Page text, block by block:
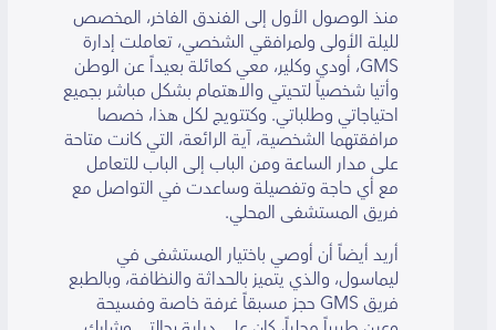
منذ الوصول الأول إلى الفندق الفاخر، المخصص
لليلة الأولى ولمرافقي الشخصي، تعاملت إدارة
GMS، أودي وكلير، معي كعائلة بعيداً عن الوطن
وأتيا شخصياً لتحيتي والاهتمام بشكل مباشر بجميع
احتياجاتي وطلباتي. وكتتويج لكل هذا، خصصا
مرافقتهما الشخصية، آية الرائعة، التي كانت متاحة
على مدار الساعة ومن الباب إلى الباب للتعامل
مع أي حاجة وتفصيلة وساعدت في التواصل مع
فريق المستشفى المحلي.
أريد أيضاً أن أوصي باختيار المستشفى في
ليماسول، والذي يتميز بالحداثة والنظافة، وبالطبع
فريق GMS حجز مسبقاً غرفة خاصة وفسيحة